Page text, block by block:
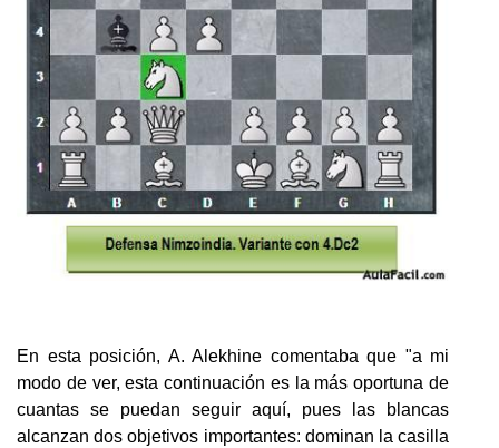
En esta posición, A. Alekhine comentaba que "a mi
modo de ver, esta continuación es la más oportuna de
cuantas se puedan seguir aquí, pues las blancas
alcanzan dos objetivos importantes: dominan la casilla